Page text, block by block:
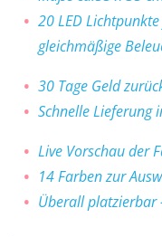
20 LED
gleichmäßige
30 Tage Geld
Schnelle Lieferung
Live Vorschau der
14 Farben zur
Überall platzierbar